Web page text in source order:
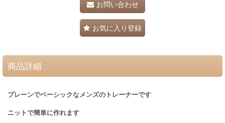
お問い合わせ
お気に入り登録
商品詳細
プレーンでベーシックなメンズのトレーナーです
ニットで簡単に作れます